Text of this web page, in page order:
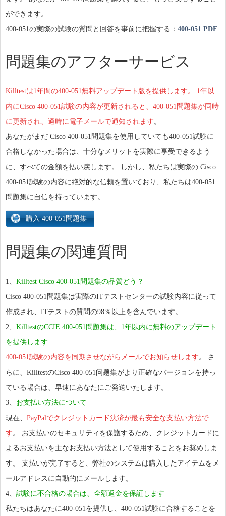
ができます。
400-051の実際の試験の質問と回答を事前に把握する： 400-051 PDF
問題集のアフターサービス
Killtestは1年間の400-051無料アップデート版を提供します。 1年以
内にCisco 400-051試験の内容が更新されると、400-051問題集が同時
に更新され、適時に電子メールで通知されます 。
あなたがまだ Cisco 400-051問題集を使用していても400-051試験に
合格しなかった場合は、十分なメリットを実際に享受できるよう
に、すべての金額を払い戻します。 しかし、私たちは実際の Cisco
400-051試験の内容に絶対的な信頼を置いており、私たちは400-051
問題集に自信を持っています。
問題集の関連質問
1、 Killtest Cisco 400-051問題集の品質どう？
Cisco 400-051問題集は実際のITテストセンターの試験内容に従って
作成され、ITテストの質問の98％以上を含んでいます。
2、 KilltestのCCIE 400-051問題集は、1年以内に無料のアップデート
を提供します
400-051試験の内容を同期させながらメールでお知らせします 。 さ
らに、KilltestのCisco 400-051问题集がより正確なバージョンを持っ
ている場合は、早速にあなたにご発送いたします。
3、 お支払い方法について
現在、 PayPalでクレジットカード決済が最も安全な支払い方法で
す 。 お支払いのセキュリティを保護するため、クレジットカードに
よるお支払いを主なお支払い方法として使用することをお奨めしま
す。 支払いが完了すると、弊社のシステムは購入したアイテムをメ
ールアドレスに自動的にメールします。
4、 試験に不合格の場合は、全額返金を保証します
私たちはあなたに400-051を提供し、400-051試験に合格することを